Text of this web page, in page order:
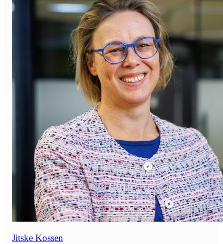
Jitske Kossen